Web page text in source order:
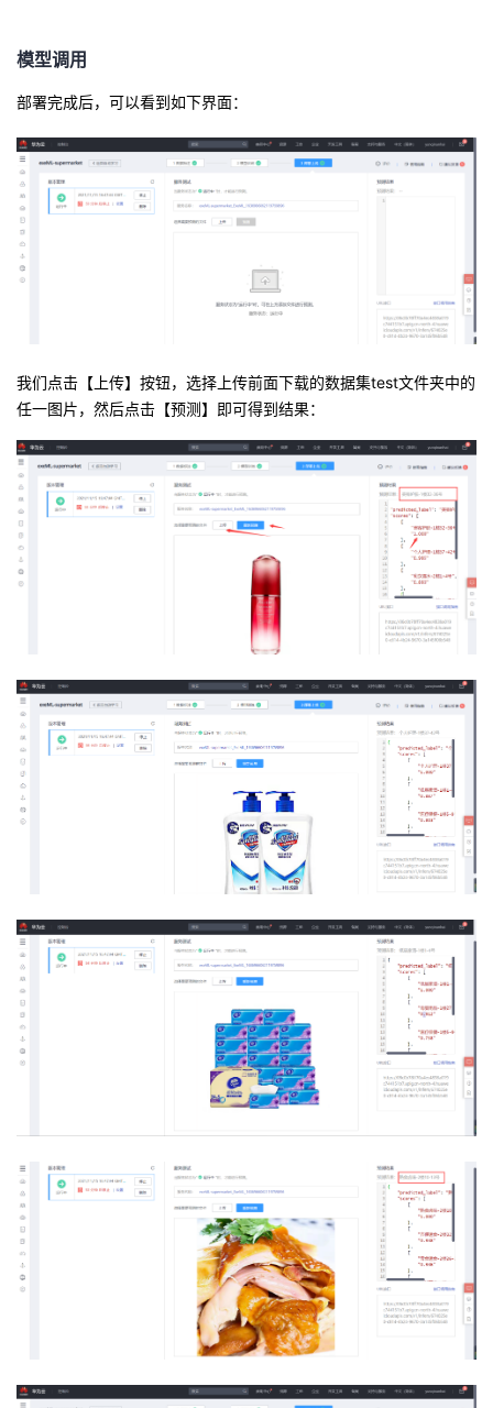
模型调用
部署完成后，可以看到如下界面：
我们点击【上传】按钮，选择上传前面下载的数据集test文件夹中的
任一图片，然后点击【预测】即可得到结果：